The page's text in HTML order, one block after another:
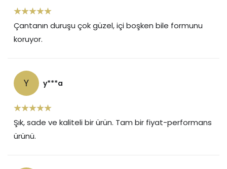
Çantanın duruşu çok güzel, içi boşken bile formunu
koruyor.
Y y***a
Şık, sade ve kaliteli bir ürün. Tam bir fiyat-performans
ürünü.